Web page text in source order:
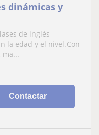
dinámicas y
de inglés
la edad y el nivel.Con
ma...
Contactar